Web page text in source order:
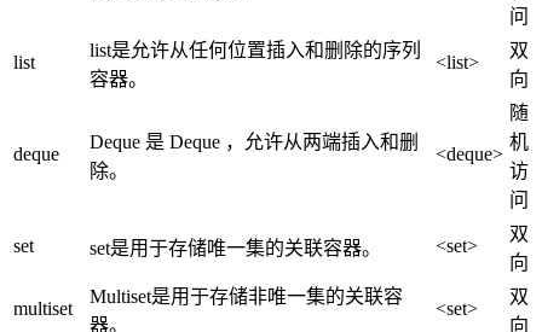
问
list
list是允许从任何位置插入和删除的序列
容器。
<list>
双
向
deque
Deque 是 Deque ，允许从两端插入和删
除。
<deque>
随
机
访
问
set set是用于存储唯一集的关联容器。 <set>
双
向
multiset
Multiset是用于存储非唯一集的关联容
器。
<set>
双
向